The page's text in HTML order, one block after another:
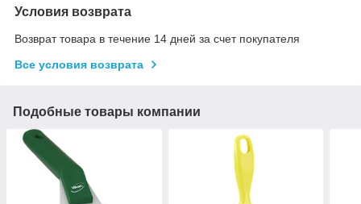
Условия возврата
Возврат товара в течение 14 дней за счет покупателя
Все условия возврата
Подобные товары компании